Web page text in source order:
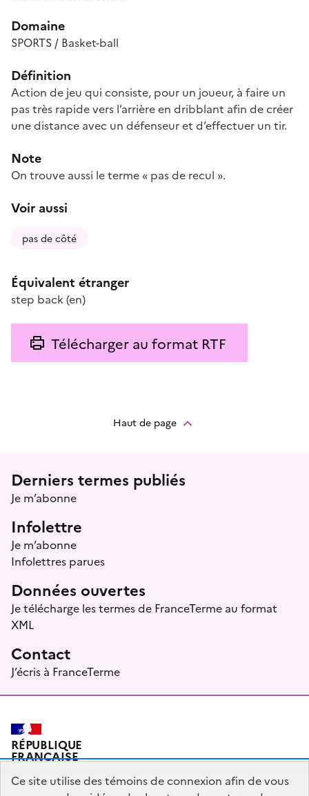
Domaine
SPORTS / Basket-ball
Définition
Action de jeu qui consiste, pour un joueur, à faire un
pas très rapide vers l’arrière en dribblant afin de créer
une distance avec un défenseur et d’effectuer un tir.
Note
On trouve aussi le terme « pas de recul ».
Voir aussi
pas de côté
Équivalent étranger
step back (en)
Télécharger au format RTF
Haut de page
Menu prefooter
Derniers termes publiés
Je m’abonne
Infolettre
Je m’abonne
Infolettres parues
Données ouvertes
Je télécharge les termes de FranceTerme au format
XML
Contact
J’écris à FranceTerme
RÉPUBLIQUE
FRANÇAISE
Ce site utilise des témoins de connexion afin de vous